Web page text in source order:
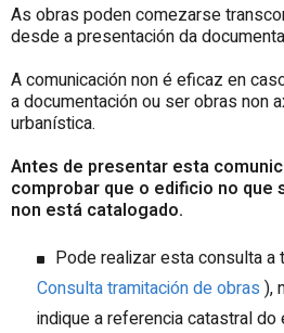
As obras poden comezarse
desde a presentación da
A comunicación non é eficaz en
a documentación ou ser obras non
urbanística.
Antes de presentar esta
comprobar que o edificio no que
non está catalogado.
Pode realizar esta consulta
Consulta tramitación de obras ),
indique a referencia catastral